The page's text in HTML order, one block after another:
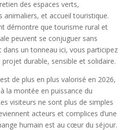
des espaces verts,
animaliers, et accueil touristique.
démontre que tourisme rural et
peuvent se conjuguer sans
dans un tonneau ici, vous participez
durable, sensible et solidaire.
de plus en plus valorisé en 2026,
la montée en puissance du
visiteurs ne sont plus de simples
acteurs et complices d’une
humain est au cœur du séjour.